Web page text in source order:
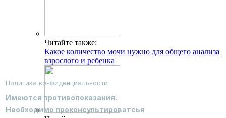
Читайте также:
Какое количество мочи нужно для общего анализа
взрослого и ребенка
Политика конфиденциальности
Имеются противопоказания.
Необходимо проконсультироватсья